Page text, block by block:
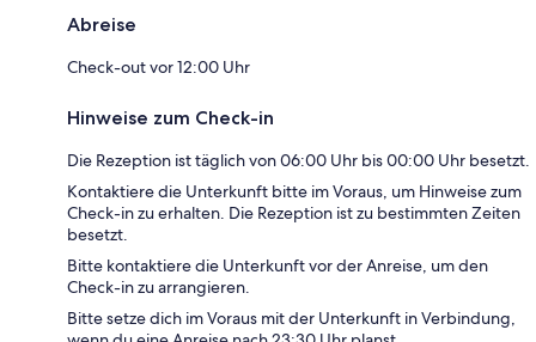
Abreise
Check-out vor 12:00 Uhr
Hinweise zum Check-in
Die Rezeption ist täglich von 06:00 Uhr bis 00:00 Uhr besetzt.
Kontaktiere die Unterkunft bitte im Voraus, um Hinweise zum
Check-in zu erhalten. Die Rezeption ist zu bestimmten Zeiten
besetzt.
Bitte kontaktiere die Unterkunft vor der Anreise, um den
Check-in zu arrangieren.
Bitte setze dich im Voraus mit der Unterkunft in Verbindung,